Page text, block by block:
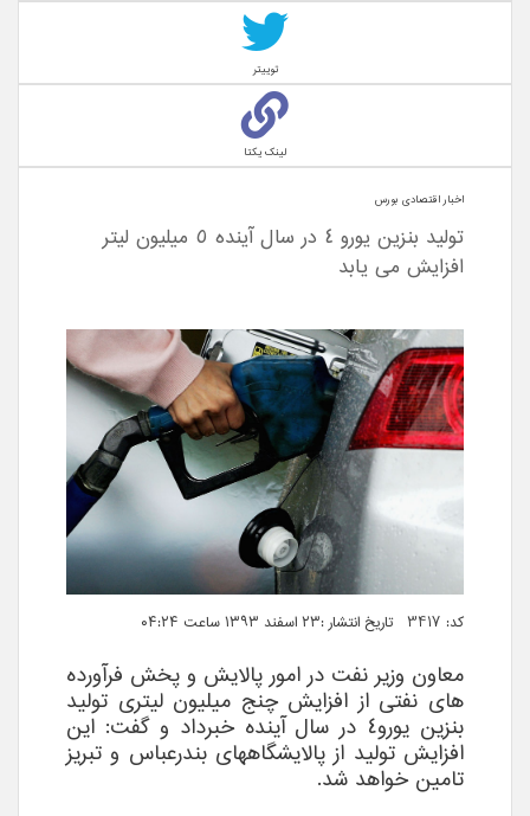
توییتر
لینک یکتا
اخبار اقتصادی بورس
تولید بنزین یورو ٤ در سال آینده ٥ میلیون لیتر
افزایش می یابد
کد: 3417 تاریخ انتشار :۲۳ اسفند ۱۳۹۳ ساعت ۰۴:۲۴
معاون وزیر نفت در امور پالایش و پخش فرآورده
های نفتی از افزایش چنج میلیون لیتری تولید
بنزین یورو٤ در سال آینده خبرداد و گفت: این
افزایش تولید از پالایشگاههای بندرعباس و تبریز
تامین خواهد شد.